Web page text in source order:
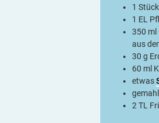
1
1 EL
350 ml
aus
30 g
60 ml
etwas
2 TL